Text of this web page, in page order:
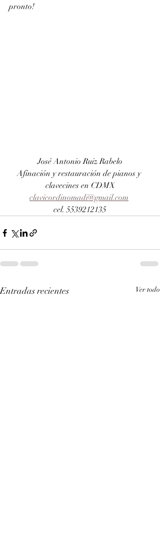
pronto!
José Antonio Ruiz Rabelo
Afinación y restauración de pianos y
clavecines en CDMX
clavicordinomadi@gmail.com
cel. 5539212135
Entradas recientes Ver todo